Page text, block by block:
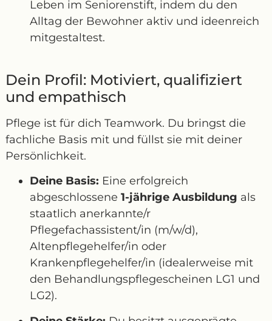
Leben im Seniorenstift, indem du den
Alltag der Bewohner aktiv und ideenreich
mitgestaltest.
Dein Profil: Motiviert, qualifiziert
und empathisch
Pflege ist für dich Teamwork. Du bringst die
fachliche Basis mit und füllst sie mit deiner
Persönlichkeit.
Deine Basis: Eine erfolgreich
abgeschlossene 1-jährige Ausbildung als
staatlich anerkannte/r
Pflegefachassistent/in (m/w/d),
Altenpflegehelfer/in oder
Krankenpflegehelfer/in (idealerweise mit
den Behandlungspflegescheinen LG1 und
LG2).